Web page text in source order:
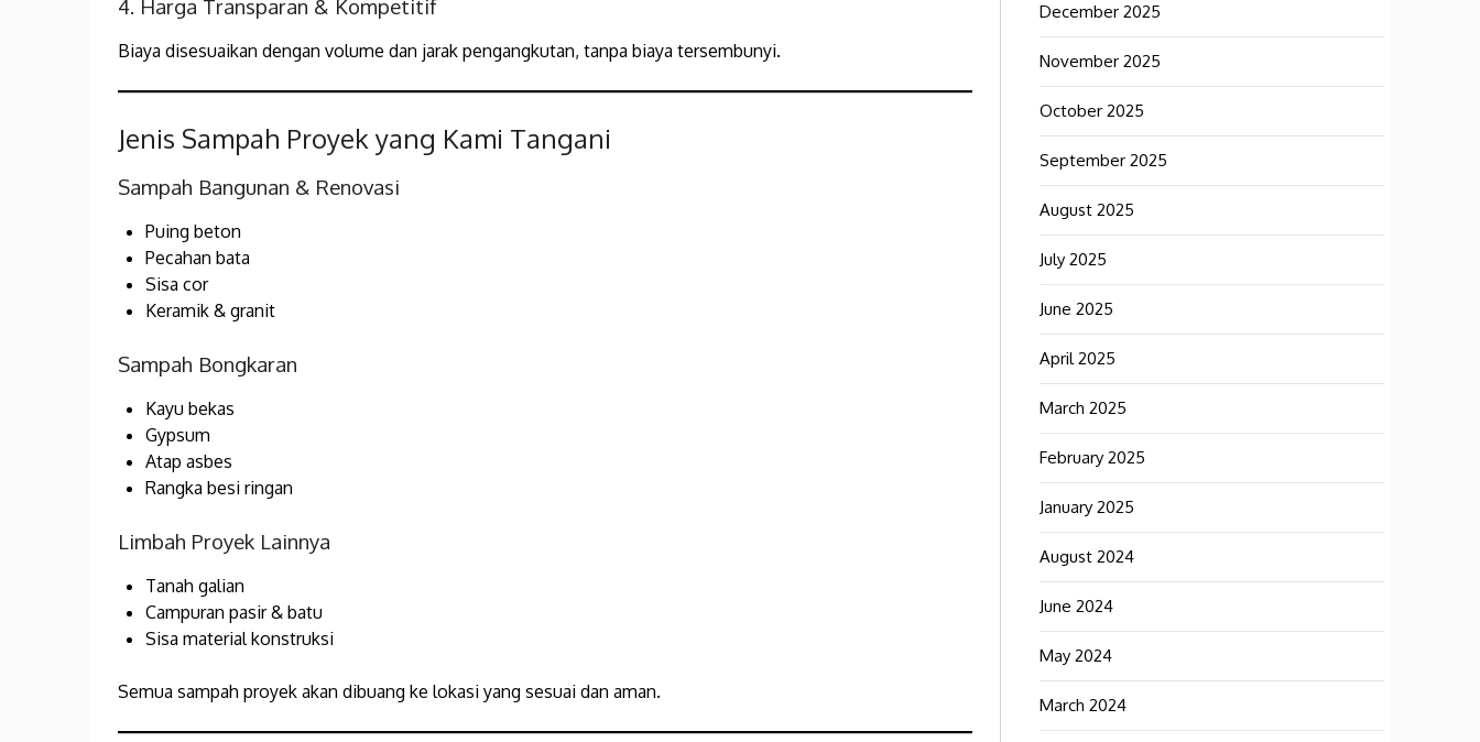
4. Harga Transparan & Kompetitif
Biaya disesuaikan dengan volume dan jarak pengangkutan, tanpa biaya tersembunyi.
Jenis Sampah Proyek yang Kami Tangani
Sampah Bangunan & Renovasi
Puing beton
Pecahan bata
Sisa cor
Keramik & granit
Sampah Bongkaran
Kayu bekas
Gypsum
Atap asbes
Rangka besi ringan
Limbah Proyek Lainnya
Tanah galian
Campuran pasir & batu
Sisa material konstruksi
Semua sampah proyek akan dibuang ke lokasi yang sesuai dan aman.
December 2025
November 2025
October 2025
September 2025
August 2025
July 2025
June 2025
April 2025
March 2025
February 2025
January 2025
August 2024
June 2024
May 2024
March 2024